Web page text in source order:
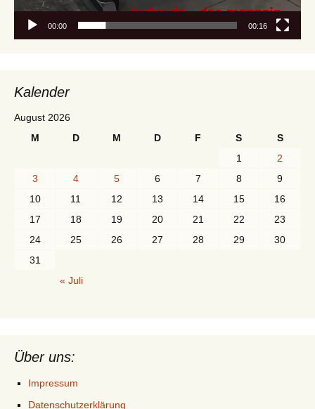
00:00 00:16
Kalender
August 2026
M
D M D F S
S
1
2
3
4 5 6 7 8
9
10
11 12 13 14 15
16
17
18 19 20 21 22
23
24
25 26 27 28 29
30
31
« Juli
Über uns:
Impressum
Datenschutzerklärung